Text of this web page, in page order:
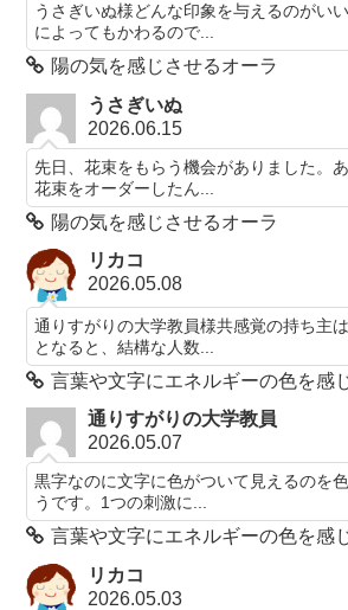
うさぎいぬ様どんな印象を与えるのがい
によってもかわるので...
陽の気を感じさせるオーラ
うさぎいぬ
2026.06.15
先日、花束をもらう機会がありました。
花束をオーダーしたん...
陽の気を感じさせるオーラ
リカコ
2026.05.08
通りすがりの大学教員様共感覚の持ち主
となると、結構な人数...
言葉や文字にエネルギーの色を感
通りすがりの大学教員
2026.05.07
黒字なのに文字に色がついて見えるのを
うです。1つの刺激に...
言葉や文字にエネルギーの色を感
リカコ
2026.05.03